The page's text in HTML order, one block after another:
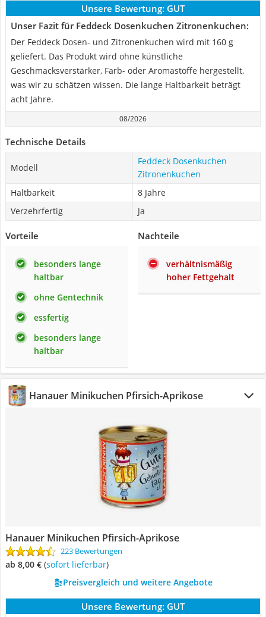
Unsere Bewertung: GUT
Unser Fazit für Feddeck Dosenkuchen Zitronenkuchen:
Der Feddeck Dosen- und Zitronenkuchen wird mit 160 g
geliefert. Das Produkt wird ohne künstliche
Geschmacksverstärker, Farb- oder Aromastoffe hergestellt,
was wir zu schätzen wissen. Die lange Haltbarkeit beträgt
acht Jahre.
08/2026
Technische Details
Modell
Feddeck Dosenkuchen
Zitronenkuchen
Haltbarkeit
8 Jahre
Verzehrfertig
Ja
Vorteile
besonders lange
haltbar
ohne Gentechnik
essfertig
besonders lange
haltbar
Nachteile
verhältnismäßig
hoher Fettgehalt
Hanauer Minikuchen Pfirsich-Aprikose
Hanauer Minikuchen Pfirsich-Aprikose
223 Bewertungen
ab 8,00 € ( Sofort lieferbar)
Preisvergleich und weitere Angebote
Unsere Bewertung: GUT